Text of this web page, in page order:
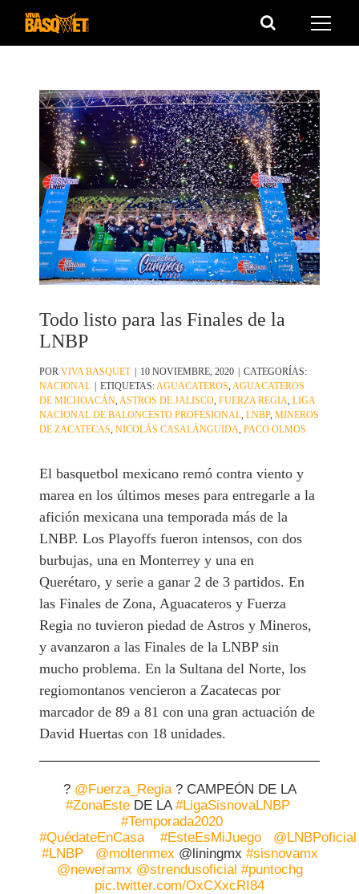
Saltar
Todo listo para las Finales de la
LNBP
PORVIVA BASQUET | 10 NOVIEMBRE, 2020 | CATEGORÍAS:
NACIONAL | ETIQUETAS: AGUACATEROS AGUACATEROS
DE MICHOACÁN ASTROS DE JALISCO ,FUERZA REGIA ,LIGA
NACIONAL DE BALONCESTO PROFESIONAL ,LNBP,MINEROS
DE ZACATECAS ,NICOLÁS CASALÁNGUIDA ,PACO OLMOS
El basquetbol mexicano remó contra viento y
marea en los últimos meses para entregarle a la
afición mexicana una temporada más de la
LNBP. Los Playoffs fueron intensos, con dos
burbujas, una en Monterrey y una en
Querétaro, y serie a ganar 2 de 3 partidos. En
las Finales de Zona, Aguacateros y Fuerza
Regia no tuvieron piedad de Astros y Mineros,
y avanzaron a las Finales de la LNBP sin
mucho problema. En la Sultana del Norte, los
regiomontanos vencieron a Zacatecas por
marcador de 89 a 81 con una gran actuación de
David Huertas con 18 unidades.
? @Fuerza_Regia? CAMPEÓN DE LA
#ZonaEsteDE LA #LigaSisnovaLNBP
#Temporada2020
#QuédateEnCasa
#EsteEsMiJuego
@LNBPoficial
#LNBP
@moltenmex @liningmx #sisnovamx
@neweramx @strendusoficial #puntochg
pic.twitter.com/OxCXxcRI84